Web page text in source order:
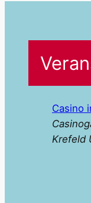
Casino
Krefeld